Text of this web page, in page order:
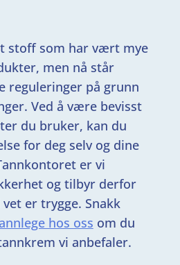
stoff som har vært mye
men nå står
reguleringer på grunn
Ved å være bevisst
du bruker, kan du
for deg selv og dine
er vi
og tilbyr derfor
er trygge. Snakk
hos oss om du
vi anbefaler.